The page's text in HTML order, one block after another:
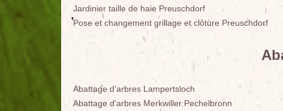
Jardinier taille de haie Preuschdorf
Pose et changement grillage et clôture Preuschdorf
Abattage d'arbres Lampertsloch
Abattage d'arbres Merkwiller Pechelbronn